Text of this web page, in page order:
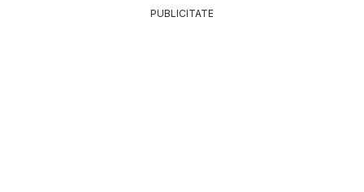
PUBLICITATE